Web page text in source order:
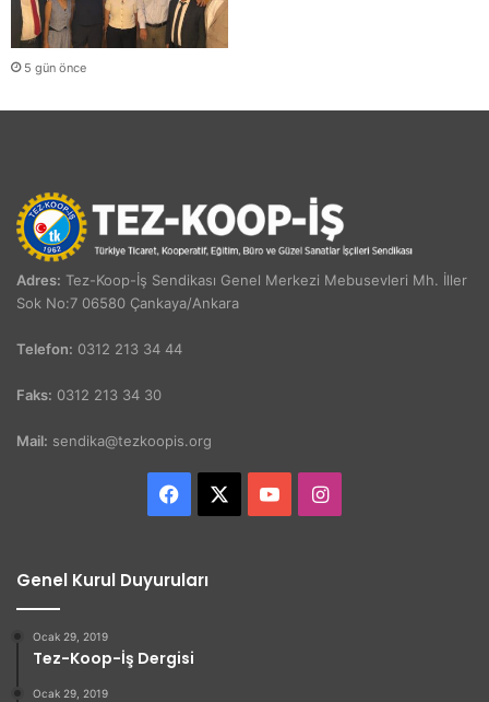
5 gün önce
Adres: Tez-Koop-İş Sendikası Genel Merkezi Mebusevleri Mh. İller
Sok No:7 06580 Çankaya/Ankara
Telefon: 0312 213 34 44
Faks: 0312 213 34 30
Mail: sendika@tezkoopis.org
Facebook YouTubeInstagram
Genel Kurul Duyuruları
Ocak 29, 2019
Tez-Koop-İş Dergisi
Ocak 29, 2019